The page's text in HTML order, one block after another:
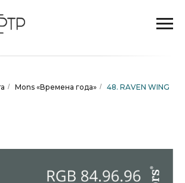
/ Mons «Времена года» / 48. RAVEN WING